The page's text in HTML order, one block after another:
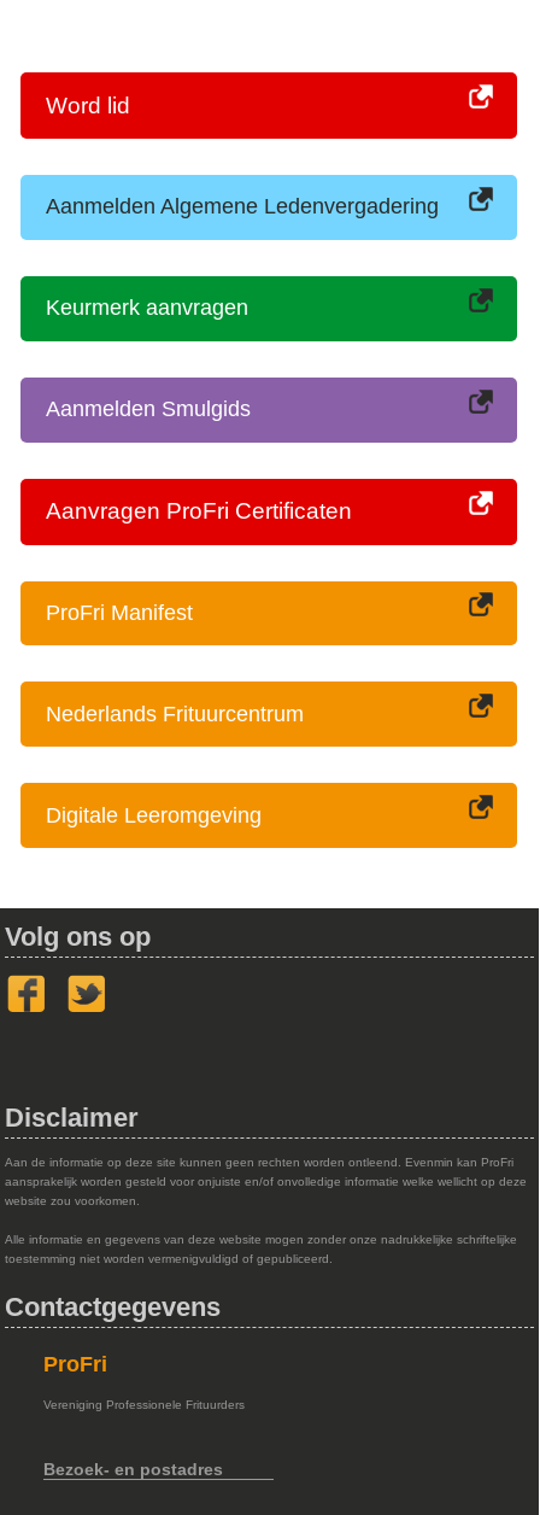
Word lid
Aanmelden Algemene Ledenvergadering
Keurmerk aanvragen
Aanmelden Smulgids
Aanvragen ProFri Certificaten
ProFri Manifest
Nederlands Frituurcentrum
Digitale Leeromgeving
Volg ons op
Disclaimer
Aan de informatie op deze site kunnen geen rechten worden ontleend. Evenmin kan ProFri
aansprakelijk worden gesteld voor onjuiste en/of onvolledige informatie welke wellicht op deze
website zou voorkomen.
Alle informatie en gegevens van deze website mogen zonder onze nadrukkelijke schriftelijke
toestemming niet worden vermenigvuldigd of gepubliceerd.
Contactgegevens
ProFri
Vereniging Professionele Frituurders
Bezoek- en postadres